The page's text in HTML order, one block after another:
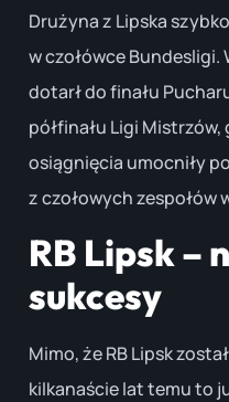
Drużyna z Lipska
w czołówce Bundesligi.
dotarł do finału
półfinału Ligi Mistrzów,
osiągnięcia umocniły
z czołowych zespołów
RB Lipsk –
sukcesy
Mimo, że RB Lipsk
kilkanaście lat temu to